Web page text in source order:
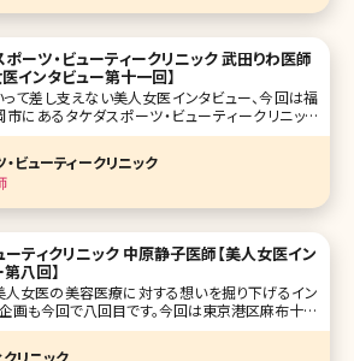
ツ・ビューティークリニック 武田りわ医師
医インタビュー第十一回】
て差し支えない美人女医インタビュー、今回は福
にあるタケダスポーツ・ビューティークリニック
美容皮膚科部門の院長である武田りわ先生です。
を通して、肌のことだけでなく、女性の生き方自
トしようとする姿勢が強く見えたインタビューでし
はどうぞ!
ビューティークリニック
ーティクリニック 中原静子医師【美人女医イン
八回】
女医の美容医療に対する想いを掘り下げるイン
画も今回で八回目です。今回は東京港区麻布十番
ビューティクリニックの中原静子先生です。麻布
リニック